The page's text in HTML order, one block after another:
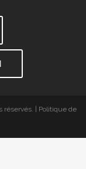
réservés. | Politique de